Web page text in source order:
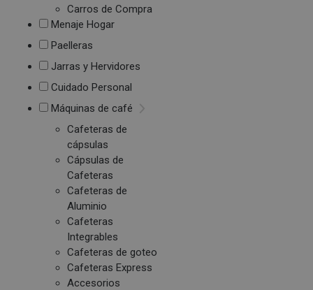
Carros de Compra
Menaje Hogar
Paelleras
Jarras y Hervidores
Cuidado Personal
Máquinas de café
Cafeteras de
cápsulas
Cápsulas de
Cafeteras
Cafeteras de
Aluminio
Cafeteras
Integrables
Cafeteras de goteo
Cafeteras Express
Accesorios